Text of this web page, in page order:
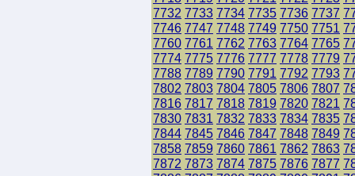
7732 7733 7734 7735 7736 7737
7746 7747 7748 7749 7750 7751
7760 7761 7762 7763 7764 7765
7774 7775 7776 7777 7778 7779
7788 7789 7790 7791 7792 7793
7802 7803 7804 7805 7806 7807
7816 7817 7818 7819 7820 7821
7830 7831 7832 7833 7834 7835
7844 7845 7846 7847 7848 7849
7858 7859 7860 7861 7862 7863
7872 7873 7874 7875 7876 7877